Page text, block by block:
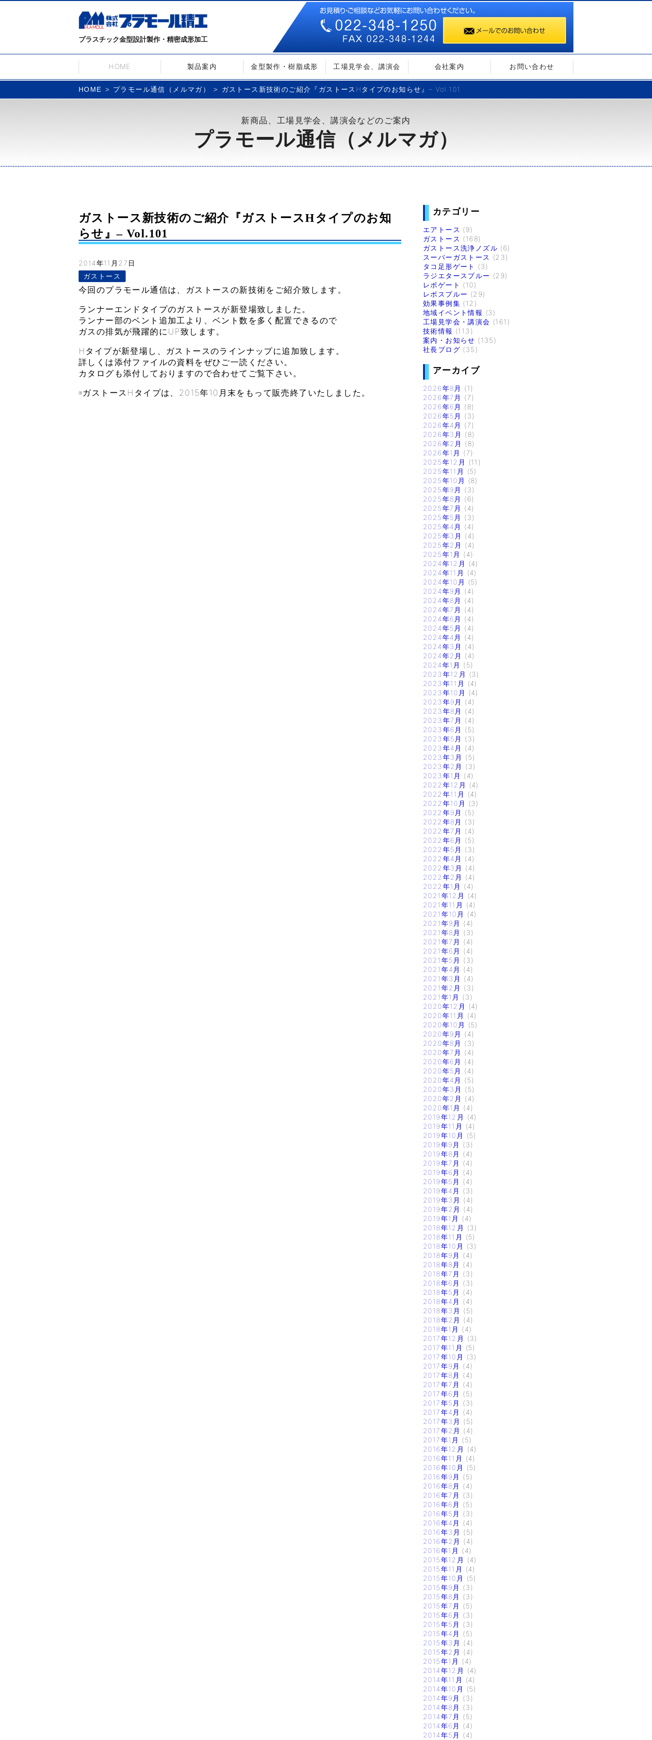
プラスチック金型設計製作・精密成形加工
HOME 製品案内 金型製作・樹脂成形 工場見学会、講演会 会社案内 お問い合わせ
HOME プラモール通信（メルマガ） ガストース新技術のご紹介『ガストースHタイプのお知らせ』– Vol.101
新商品、工場見学会、講演会などのご案内
プラモール通信（メルマガ）
ガストース新技術のご紹介『ガストースHタイプのお知
らせ』– Vol.101
2014年11月27日
ガストース
今回のプラモール通信は、ガストースの新技術をご紹介致します。
ランナーエンドタイプのガストースが新登場致しました。
ランナー部のベント追加工より、ベント数を多く配置できるので
ガスの排気が飛躍的にUP致します。
Hタイプが新登場し、ガストースのラインナップに追加致します。
詳しくは添付ファイルの資料をぜひご一読ください。
カタログも添付しておりますので合わせてご覧下さい。
※ガストースHタイプは、2015年10月末をもって販売終了いたしました。
カテゴリー
エアトース (9)
ガストース (168)
ガストース洗浄ノズル (6)
スーパーガストース (23)
タコ足形ゲート
(3)
ラジエタースプルー (29)
レボゲート (10)
レボスプルー (29)
効果事例集 (12)
地域イベント情報 (3)
工場見学会・講演会 (161)
技術情報 (113)
案内・お知らせ (135)
社長ブログ (35)
アーカイブ
2026年8月
(1)
2026年7月
(7)
2026年6月
(8)
2026年5月
(3)
2026年4月
(7)
2026年3月
(8)
2026年2月
(8)
2026年1月
(7)
2025年12月
(11)
2025年11月
(5)
2025年10月
(8)
2025年9月
(3)
2025年8月
(6)
2025年7月
(4)
2025年5月
(3)
2025年4月
(4)
2025年3月
(4)
2025年2月
(4)
2025年1月
(4)
2024年12月
(4)
2024年11月
(4)
2024年10月
(5)
2024年9月
(4)
2024年8月
(4)
2024年7月
(4)
2024年6月
(4)
2024年5月
(4)
2024年4月
(4)
2024年3月
(4)
2024年2月
(4)
2024年1月
(5)
2023年12月
(3)
2023年11月
(4)
2023年10月
(4)
2023年9月
(4)
2023年8月
(4)
2023年7月
(4)
2023年6月
(5)
2023年5月
(3)
2023年4月
(4)
2023年3月
(5)
2023年2月
(3)
2023年1月
(4)
2022年12月
(4)
2022年11月
(4)
2022年10月
(3)
2022年9月
(5)
2022年8月
(3)
2022年7月
(4)
2022年6月
(5)
2022年5月
(3)
2022年4月
(4)
2022年3月
(4)
2022年2月
(4)
2022年1月
(4)
2021年12月
(4)
2021年11月
(4)
2021年10月
(4)
2021年9月
(4)
2021年8月
(3)
2021年7月
(4)
2021年6月
(4)
2021年5月
(3)
2021年4月
(4)
2021年3月
(4)
2021年2月
(3)
2021年1月
(3)
2020年12月
(4)
2020年11月
(4)
2020年10月
(5)
2020年9月
(4)
2020年8月
(3)
2020年7月
(4)
2020年6月
(4)
2020年5月
(4)
2020年4月
(5)
2020年3月
(5)
2020年2月
(4)
2020年1月
(4)
2019年12月
(4)
2019年11月
(4)
2019年10月
(5)
2019年9月
(3)
2019年8月
(4)
2019年7月
(4)
2019年6月
(4)
2019年5月
(4)
2019年4月
(3)
2019年3月
(4)
2019年2月
(4)
2019年1月
(4)
2018年12月
(3)
2018年11月
(5)
2018年10月
(3)
2018年9月
(4)
2018年8月
(4)
2018年7月
(3)
2018年6月
(3)
2018年5月
(4)
2018年4月
(4)
2018年3月
(5)
2018年2月
(4)
2018年1月
(4)
2017年12月
(3)
2017年11月
(5)
2017年10月
(3)
2017年9月
(4)
2017年8月
(4)
2017年7月
(4)
2017年6月
(5)
2017年5月
(3)
2017年4月
(4)
2017年3月
(5)
2017年2月
(4)
2017年1月
(5)
2016年12月
(4)
2016年11月
(4)
2016年10月
(5)
2016年9月
(5)
2016年8月
(4)
2016年7月
(3)
2016年6月
(5)
2016年5月
(3)
2016年4月
(4)
2016年3月
(5)
2016年2月
(4)
2016年1月
(4)
2015年12月
(4)
2015年11月
(4)
2015年10月
(5)
2015年9月
(3)
2015年8月
(3)
2015年7月
(5)
2015年6月
(3)
2015年5月
(3)
2015年4月
(5)
2015年3月
(4)
2015年2月
(4)
2015年1月
(4)
2014年12月
(4)
2014年11月
(4)
2014年10月
(5)
2014年9月
(3)
2014年8月
(3)
2014年7月
(5)
2014年6月
(4)
2014年5月
(4)